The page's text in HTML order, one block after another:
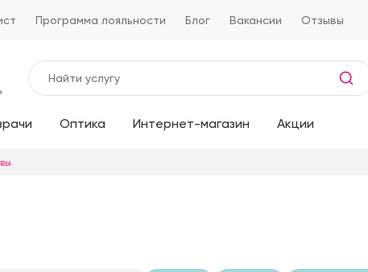
Программа лояльности Блог Вакансии Отзывы
Оптика Интернет-магазин Акции